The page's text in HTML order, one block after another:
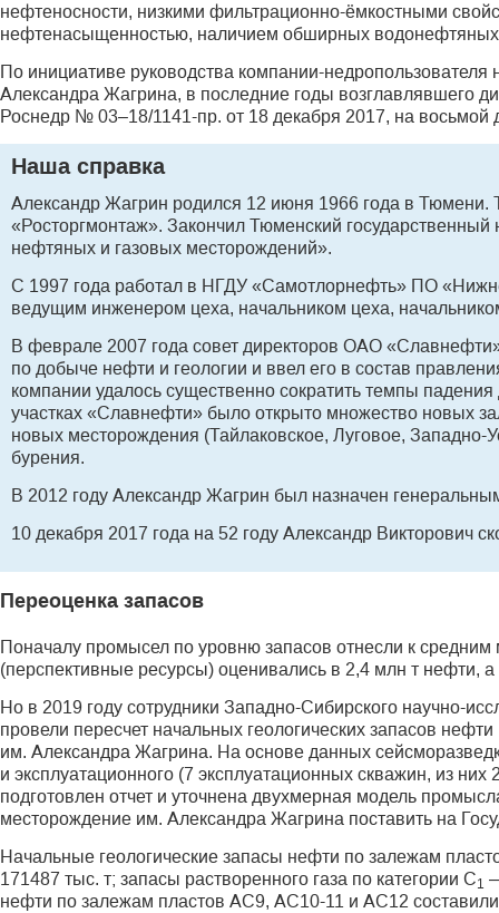
нефтеносности, низкими фильтрационно-ёмкостными
нефтенасыщенностью, наличием обширных
По инициативе руководства компании-
Александра Жагрина, в последние годы возглавлявшего
Роснедр № 03–18/1141-пр. от 18 декабря 2017, на
Наша справка
Александр Жагрин родился 12 июня 1966 года в Тюмени.
«Росторгмонтаж». Закончил Тюменский государственный
нефтяных и газовых месторождений».
С 1997 года работал в НГДУ «Самотлорнефть» ПО
ведущим инженером цеха, начальником цеха,
В феврале 2007 года совет директоров ОАО
по добыче нефти и геологии и ввел его в состав
компании удалось существенно сократить темпы
участках «Славнефти» было открыто множество новых
новых месторождения (Тайлаковское, Луговое, Западно-
бурения.
В 2012 году Александр Жагрин был назначен
10 декабря 2017 года на 52 году Александр Викторович
Переоценка запасов
Поначалу промысел по уровню запасов отнесли к
(перспективные ресурсы) оценивались в 2,4 млн т нефти,
Но в 2019 году сотрудники Западно-Сибирского научно-
провели пересчет начальных геологических запасов
им. Александра Жагрина. На основе данных
и эксплуатационного (7 эксплуатационных скважин, из
подготовлен отчет и уточнена двухмерная модель
месторождение им. Александра Жагрина поставить на
Начальные геологические запасы нефти по залежам
171487 тыс. т; запасы растворенного газа по категории C1
нефти по залежам пластов АС9, АС10-11 и АС12